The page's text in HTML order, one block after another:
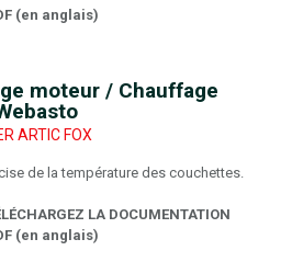
(en anglais)
moteur / Chauffage
ARTIC FOX
de la température des couchettes.
LA DOCUMENTATION
(en anglais)